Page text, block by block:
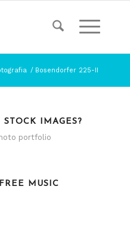
/ Bosendorfer 225-II
IMAGES?
portfolio
MUSIC